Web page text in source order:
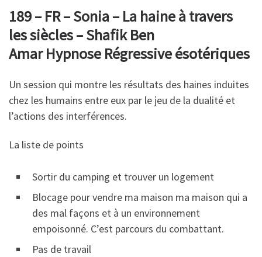
189 – FR – Sonia – La haine à travers
les siècles – Shafik Ben
Amar Hypnose Régressive ésotériques
Un session qui montre les résultats des haines induites
chez les humains entre eux par le jeu de la dualité et
l’actions des interférences.
La liste de points
Sortir du camping et trouver un logement
Blocage pour vendre ma maison ma maison qui a
des mal façons et à un environnement
empoisonné. C’est parcours du combattant.
Pas de travail